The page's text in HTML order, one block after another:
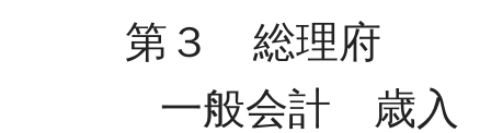
第３ 総理府
一般会計 歳入